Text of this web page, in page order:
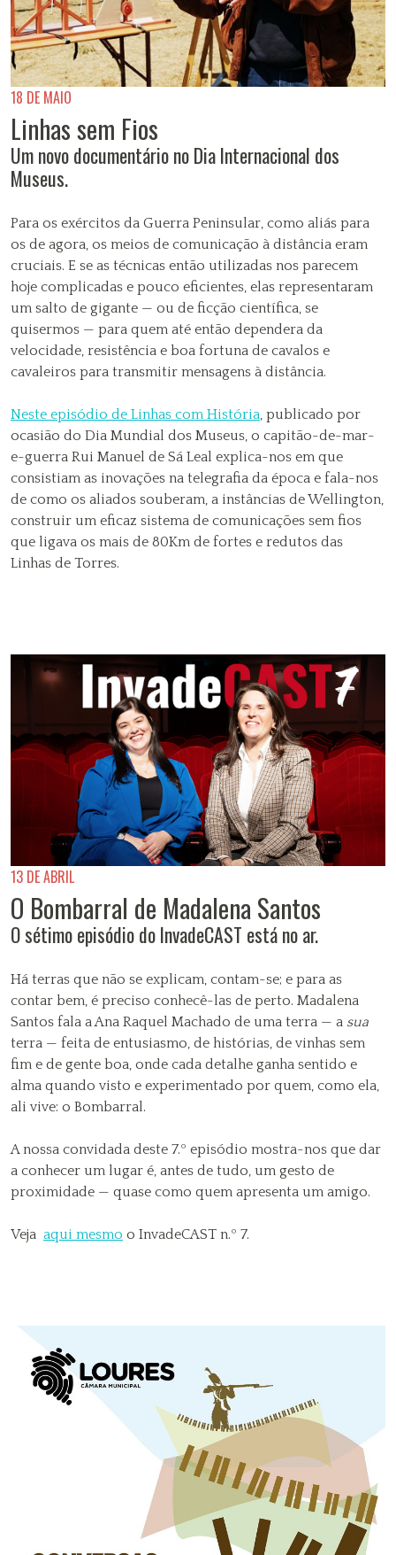
18 DE MAIO
Linhas sem Fios
Um novo documentário no Dia Internacional dos
Museus.
Para os exércitos da Guerra Peninsular, como aliás para
os de agora, os meios de comunicação à distância eram
cruciais. E se as técnicas então utilizadas nos parecem
hoje complicadas e pouco eficientes, elas representaram
um salto de gigante — ou de ficção científica, se
quisermos — para quem até então dependera da
velocidade, resistência e boa fortuna de cavalos e
cavaleiros para transmitir mensagens à distância.
Neste episódio de Linhas com História, publicado por
ocasião do Dia Mundial dos Museus, o capitão-de-mar-
e-guerra Rui Manuel de Sá Leal explica-nos em que
consistiam as inovações na telegrafia da época e fala-nos
de como os aliados souberam, a instâncias de Wellington,
construir um eficaz sistema de comunicações sem fios
que ligava os mais de 80Km de fortes e redutos das
Linhas de Torres.
13 DE ABRIL
O Bombarral de Madalena Santos
O sétimo episódio do InvadeCAST está no ar.
Há terras que não se explicam, contam-se; e para as
contar bem, é preciso conhecê-las de perto. Madalena
Santos fala a Ana Raquel Machado de uma terra — a sua
terra — feita de entusiasmo, de histórias, de vinhas sem
fim e de gente boa, onde cada detalhe ganha sentido e
alma quando visto e experimentado por quem, como ela,
ali vive: o Bombarral.
A nossa convidada deste 7.º episódio mostra-nos que dar
a conhecer um lugar é, antes de tudo, um gesto de
proximidade — quase como quem apresenta um amigo.
Veja aqui mesmo o InvadeCAST n.º 7.